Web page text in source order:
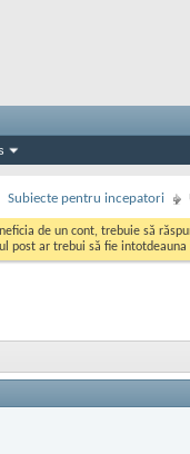
Subiecte pentru incepatori
de un cont, trebuie să
post ar trebui să fie intotdeauna